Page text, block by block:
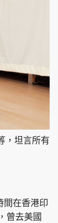
，坦言所有
間在香港印
曾去美國